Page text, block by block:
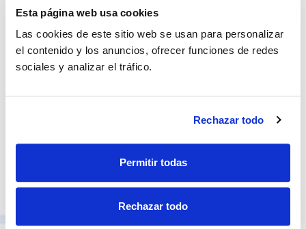
Esta página web usa cookies
Las cookies de este sitio web se usan para personalizar
el contenido y los anuncios, ofrecer funciones de redes
sociales y analizar el tráfico.
Rechazar todo
Permitir todas
Rechazar todo
Nuestro personal está dotado de
necesarias y estará encantado
de atender cualquier duda que
tengas al respecto.
Contamos con más de 130